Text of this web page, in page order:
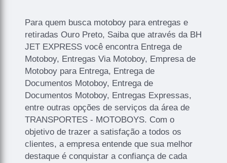
Para quem busca motoboy para entregas e
retiradas Ouro Preto, Saiba que através da BH
JET EXPRESS você encontra Entrega de
Motoboy, Entregas Via Motoboy, Empresa de
Motoboy para Entrega, Entrega de
Documentos Motoboy, Entrega de
Documentos Motoboy, Entregas Expressas,
entre outras opções de serviços da área de
TRANSPORTES - MOTOBOYS. Com o
objetivo de trazer a satisfação a todos os
clientes, a empresa entende que sua melhor
destaque é conquistar a confiança de cada